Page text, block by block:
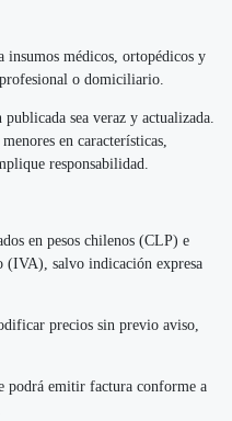
insumos médicos, ortopédicos y
o domiciliario.
sea veraz y actualizada.
en características,
responsabilidad.
en pesos chilenos (CLP) e
(IVA), salvo indicación expresa
precios sin previo aviso,
podrá emitir factura conforme a